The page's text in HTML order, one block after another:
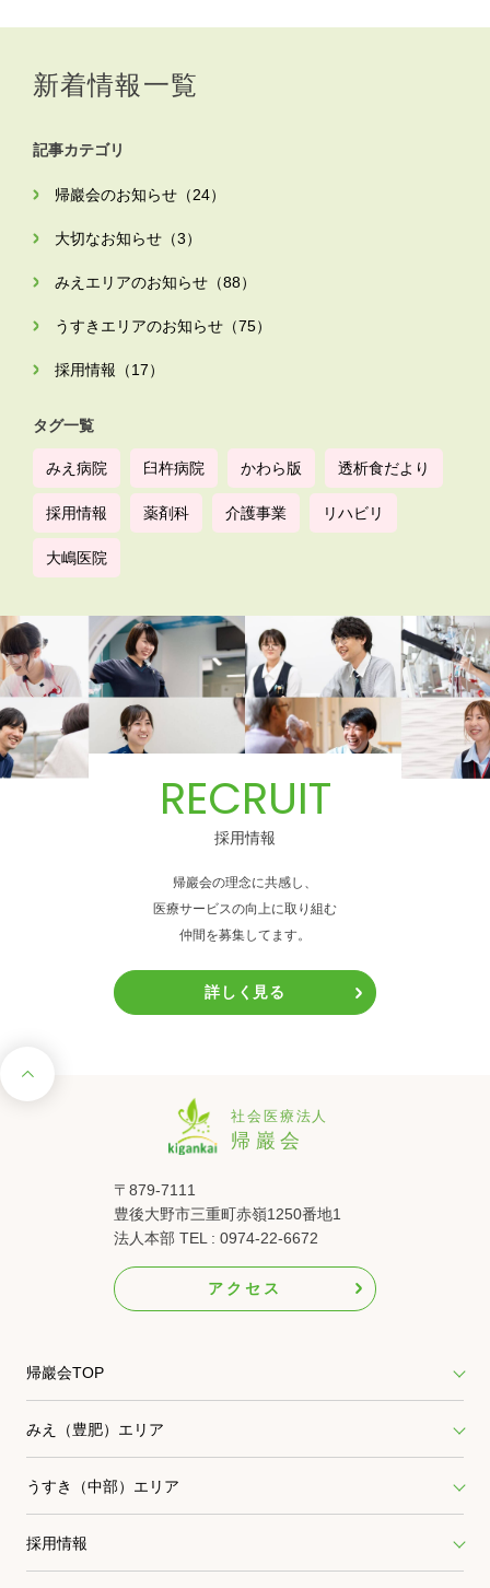
新着情報一覧
記事カテゴリ
帰巖会のお知らせ（24）
大切なお知らせ（3）
みえエリアのお知らせ（88）
うすきエリアのお知らせ（75）
採用情報（17）
タグ一覧
みえ病院 臼杵病院 かわら版 透析食だより
採用情報 薬剤科 介護事業 リハビリ
大嶋医院
RECRUIT
採用情報
帰巖会の理念に共感し、
医療サービスの向上に取り組む
仲間を募集してます。
詳しく見る
〒879-7111
豊後大野市三重町赤嶺1250番地1
法人本部 TEL : 0974-22-6672
アクセス
帰巖会TOP
みえ（豊肥）エリア
うすき（中部）エリア
採用情報